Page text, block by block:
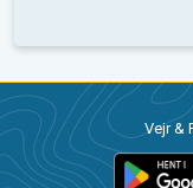
Vejr &